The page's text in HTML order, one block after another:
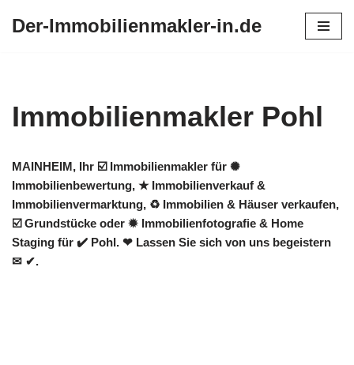
Der-Immobilienmakler-in.de
Immobilienmakler Pohl
MAINHEIM, Ihr ☑️ Immobilienmakler für ✺
Immobilienbewertung, ★ Immobilienverkauf &
Immobilienvermarktung, ♻ Immobilien & Häuser verkaufen,
☑️ Grundstücke oder ✹ Immobilienfotografie & Home
Staging für ✔️ Pohl. ❤ Lassen Sie sich von uns begeistern
✉ ✔.